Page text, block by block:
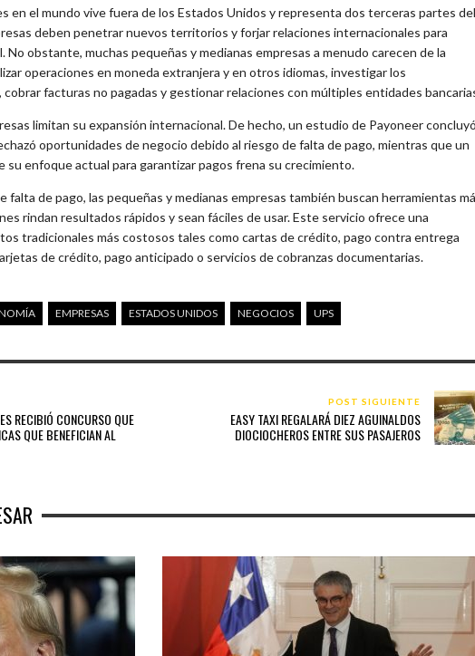
en el mundo vive fuera de los Estados Unidos y representa dos terceras partes del
deben penetrar nuevos territorios y forjar relaciones internacionales para
obstante, muchas pequeñas y medianas empresas a menudo carecen de la
operaciones en moneda extranjera y en otros idiomas, investigar los
facturas no pagadas y gestionar relaciones con múltiples entidades
limitan su expansión internacional. De hecho, un estudio de Payoneer concluyó
oportunidades de negocio debido al riesgo de falta de pago, mientras que un
su enfoque actual para garantizar pagos frena su crecimiento.
falta de pago, las pequeñas y medianas empresas también buscan herramientas
rindan resultados rápidos y sean fáciles de usar. Este servicio ofrece una
tradicionales más costosos tales como cartas de crédito, pago contra entrega
de crédito, pago anticipado o servicios de cobranzas documentarias.
EMPRESAS ESTADOS UNIDOS NEGOCIOS UPS
RECIBIÓ CONCURSO QUE
QUE BENEFICIAN AL
POST SIGUIENTE
EASY TAXI REGALARÁ DIEZ AGUINALDOS
DIOCIOCHEROS ENTRE SUS PASAJEROS